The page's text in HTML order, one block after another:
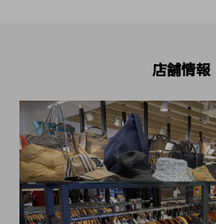
店舗情報